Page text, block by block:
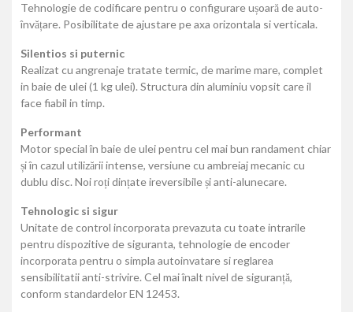
Tehnologie de codificare pentru o configurare ușoară de auto-
învățare. Posibilitate de ajustare pe axa orizontala si verticala.
Silentios si puternic
Realizat cu angrenaje tratate termic, de marime mare, complet
in baie de ulei (1 kg ulei). Structura din aluminiu vopsit care il
face fiabil in timp.
Performant
Motor special în baie de ulei pentru cel mai bun randament chiar
și în cazul utilizării intense, versiune cu ambreiaj mecanic cu
dublu disc. Noi roți dințate ireversibile și anti-alunecare.
Tehnologic si sigur
Unitate de control incorporata prevazuta cu toate intrarile
pentru dispozitive de siguranta, tehnologie de encoder
incorporata pentru o simpla autoinvatare si reglarea
sensibilitatii anti-strivire. Cel mai înalt nivel de siguranță,
conform standardelor EN 12453.